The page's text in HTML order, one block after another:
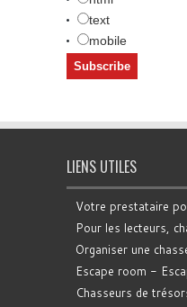
text
mobile
LIENS UTILES
Votre prestataire
Pour les lecteurs,
Organiser une
Escape room -
Chasseurs de